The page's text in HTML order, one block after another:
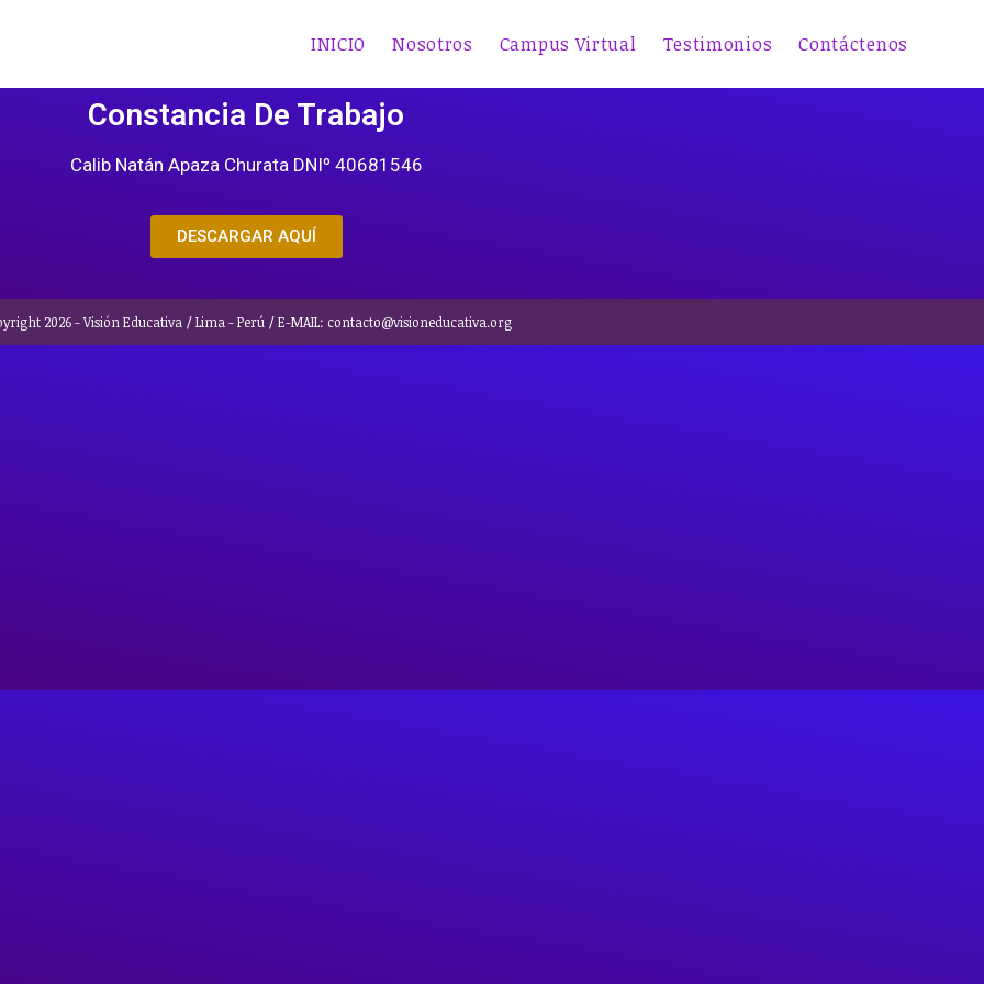
INICIO Nosotros Campus Virtual Testimonios Contáctenos
Constancia De Trabajo
Calib Natán Apaza Churata DNIº 40681546
DESCARGAR AQUÍ
2026 - Visión Educativa / Lima - Perú / E-MAIL: contacto@visioneducativa.org